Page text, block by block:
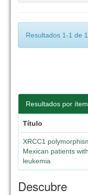
Resultados 1-1 de 1.
Resultados por
Título
XRCC1
Mexican patients
leukemia
Descubre